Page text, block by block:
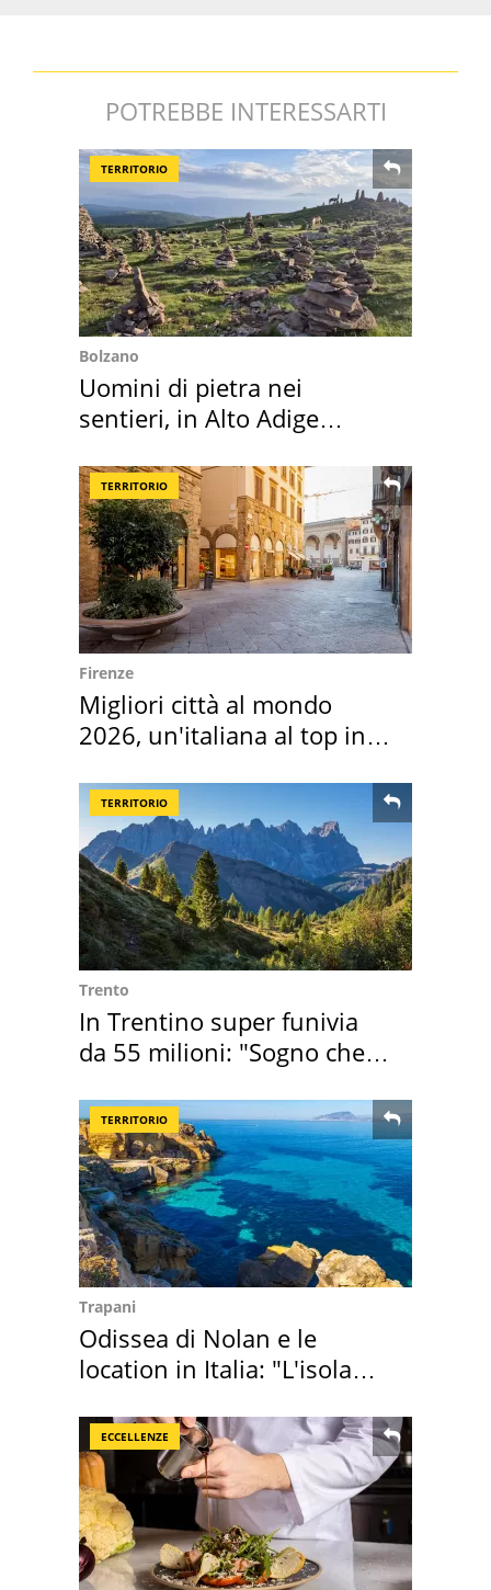
POTREBBE INTERESSARTI
TERRITORIO
Bolzano
Uomini di pietra nei
sentieri, in Alto Adige
TERRITORIO
Firenze
Migliori città al mondo
2026, un'italiana al top in
TERRITORIO
Trento
In Trentino super funivia
da 55 milioni: "Sogno che si
TERRITORIO
Trapani
Odissea di Nolan e le
location in Italia: "L'isola
ECCELLENZE